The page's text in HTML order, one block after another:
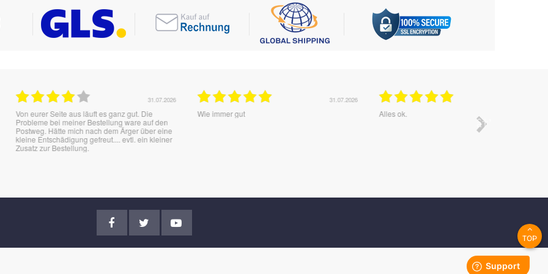
31.07.2026
läuft es ganz gut. Die
Bestellung ware auf den
nach dem Ärger über eine
gefreut.... evtl. ein kleiner
31.07.2026
Wie immer gut
30.07.2026
TOP